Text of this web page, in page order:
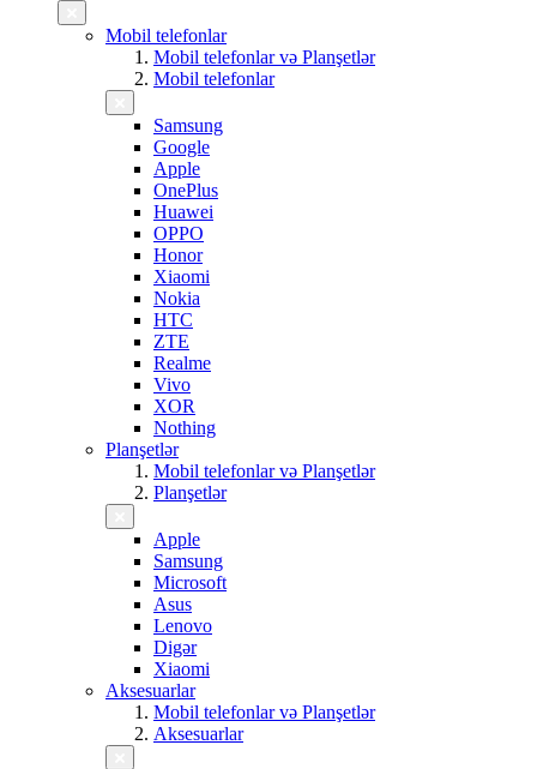
Mobil telefonlar
Mobil telefonlar və Planşetlər
Mobil telefonlar
Samsung
Google
Apple
OnePlus
Huawei
OPPO
Honor
Xiaomi
Nokia
HTC
ZTE
Realme
Vivo
XOR
Nothing
Planşetlər
Mobil telefonlar və Planşetlər
Planşetlər
Apple
Samsung
Microsoft
Asus
Lenovo
Digər
Xiaomi
Aksesuarlar
Mobil telefonlar və Planşetlər
Aksesuarlar